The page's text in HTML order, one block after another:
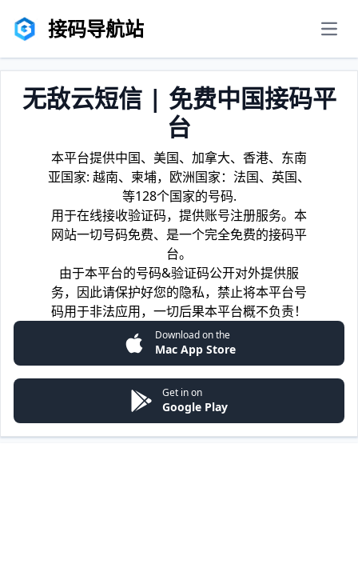
接码导航站
无敌云短信 | 免费中国接码平
台
本平台提供中国、美国、加拿大、香港、东南
亚国家: 越南、柬埔，欧洲国家：法国、英国、
等128个国家的号码.
用于在线接收验证码，提供账号注册服务。本
网站一切号码免费、是一个完全免费的接码平
台。
由于本平台的号码&验证码公开对外提供服
务，因此请保护好您的隐私，禁止将本平台号
码用于非法应用，一切后果本平台概不负责！
Download on the
Mac App Store
Get in on
Google Play